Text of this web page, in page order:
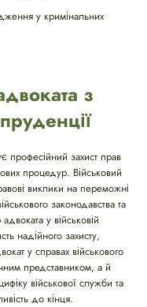
у кримінальних
з
професійний захист прав
процедур. Військовий
виклики на переможні
законодавства та
у військовій
надійного захисту,
у справах військового
представником, а й
військової служби та
до кінця.